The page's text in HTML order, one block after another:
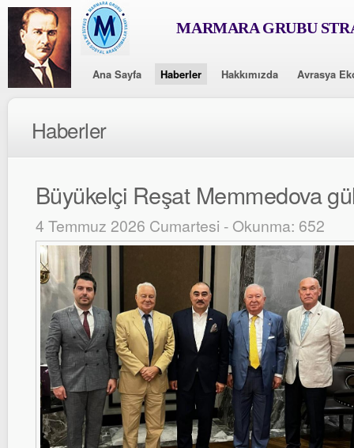
MARMARA GRUBU
Ana Sayfa Haberler Hakkımızda Avrasya
Haberler
Büyükelçi Reşat Memmedova
4 Temmuz 2026 Cumartesi - Okunma: 652